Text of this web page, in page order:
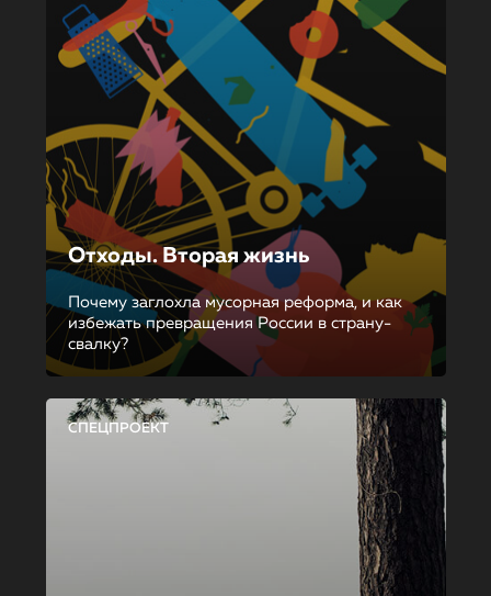
Отходы. Вторая жизнь
Почему заглохла мусорная реформа, и как
избежать превращения России в страну-
свалку?
СПЕЦПРОЕКТ